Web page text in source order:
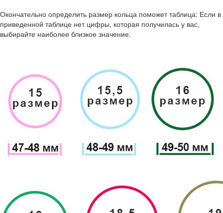
Окончательно определить размер кольца поможет таблица: Если в
приведенной таблице нет цифры, которая получилась у вас,
выбирайте наиболее близкое значение.